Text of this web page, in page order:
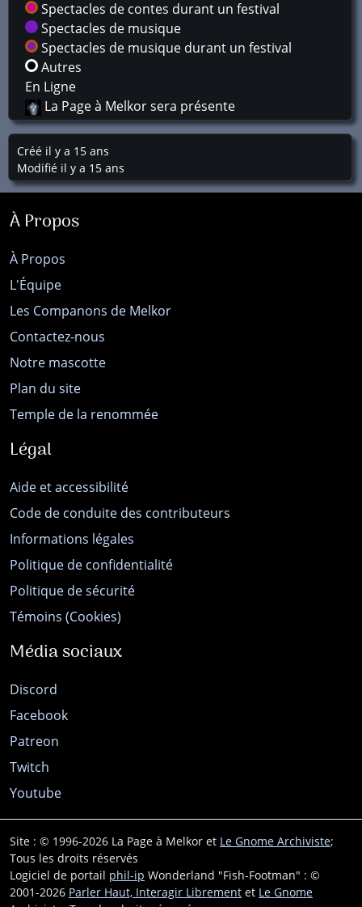
Spectacles de contes durant un festival
Spectacles de musique
Spectacles de musique durant un festival
Autres
En Ligne
La Page à Melkor sera présente
Créé il y a 15 ans
Modifié il y a 15 ans
À Propos
À Propos
L'Équipe
Les Companons de Melkor
Contactez-nous
Notre mascotte
Plan du site
Temple de la renommée
Légal
Aide et accessibilité
Code de conduite des contributeurs
Informations légales
Politique de confidentialité
Politique de sécurité
Témoins (Cookies)
Média sociaux
Discord
Facebook
Patreon
Twitch
Youtube
Site : © 1996-2026 La Page à Melkor et Le Gnome Archiviste;
Tous les droits réservés
Logiciel de portail phil-ip Wonderland "Fish-Footman" : ©
2001-2026 Parler Haut, Interagir Librement et Le Gnome